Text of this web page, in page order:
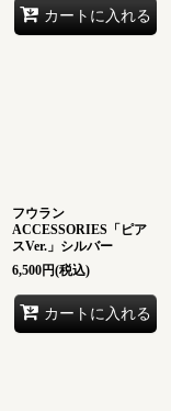
カートに入れる
フウラン
ACCESSORIES「ピア
スVer.」シルバー
6,500円(税込)
カートに入れる